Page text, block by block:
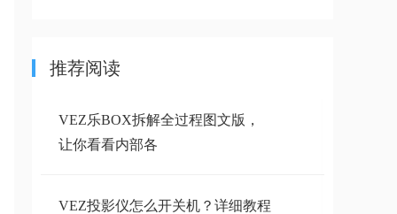
推荐阅读
VEZ乐BOX拆解全过程图文版，
让你看看内部各
VEZ投影仪怎么开关机？详细教程